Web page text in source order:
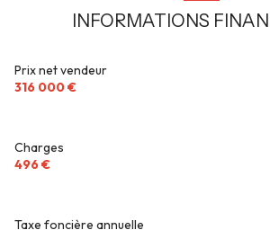
9ème étage
INFORMATIONS
Prix net vendeur
316 000 €
Charges
496 €
Taxe foncière annuelle